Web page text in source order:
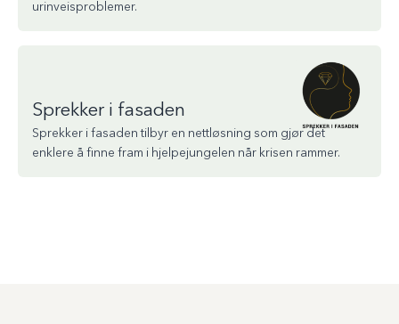
urinveisproblemer.
Sprekker i fasaden
Sprekker i fasaden tilbyr en nettløsning som gjør det
enklere å finne fram i hjelpejungelen når krisen rammer.